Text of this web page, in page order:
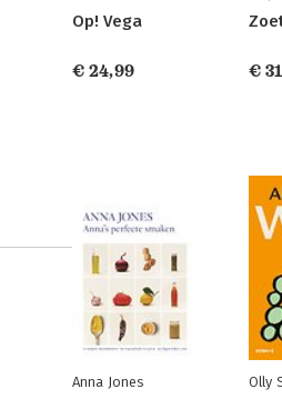
Op! Vega
€ 24,99 €
Anna Jones Olly